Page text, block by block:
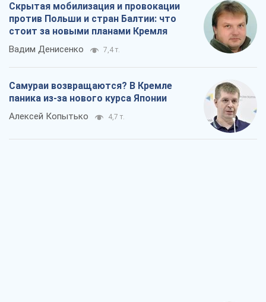
Скрытая мобилизация и провокации
против Польши и стран Балтии: что
стоит за новыми планами Кремля
Вадим Денисенко 7,4 т.
Самураи возвращаются? В Кремле
паника из-за нового курса Японии
Алексей Копытько 4,7 т.